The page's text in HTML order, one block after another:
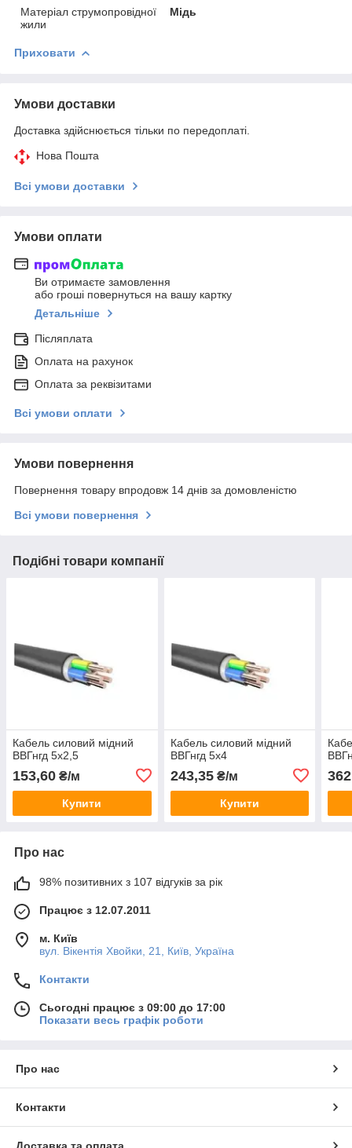
Матеріал струмопровідної
жили
Мідь
Приховати
Умови доставки
Доставка здійснюється тільки по передоплаті.
Нова Пошта
Всі умови доставки
Умови оплати
Ви отримаєте замовлення
або гроші повернуться на вашу картку
Детальніше
Післяплата
Оплата на рахунок
Оплата за реквізитами
Всі умови оплати
Умови повернення
Повернення товару впродовж 14 днів за домовленістю
Всі умови повернення
Подібні товари компанії
Кабель силовий мідний
ВВГнгд 5х2,5
153,60 ₴/м
Купити
Кабель силовий мідний
ВВГнгд 5х4
243,35₴/м
Купити
Про нас
98% позитивних з 107 відгуків за рік
Працює з 12.07.2011
м. Київ
вул. Вікентія Хвойки, 21, Київ, Україна
Контакти
Сьогодні працює з 09:00 до 17:00
Показати весь графік роботи
Про нас
Контакти